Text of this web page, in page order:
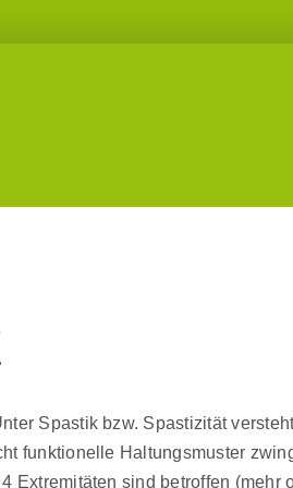
Spastik bzw. Spastizität
funktionelle Haltungsmuster
Extremitäten sind betroffen (mehr